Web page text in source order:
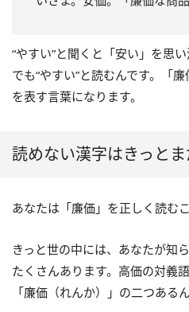
“やすい”と聞くと「安い」を思
でも“やすい”と読むんです。「
を表す言葉になります。
読めない漢字はきっと
あなたは「廉価」を正しく読む
きっと世の中には、あなたが知
たくさんあります。高価の対義
「廉価（れんか）」の二つある